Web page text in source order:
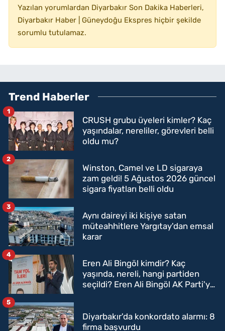
Yazılan yorumlardan Diyarbakır Son Dakika Haberleri,
Diyarbakır Haber | Güneydoğu Ekspres hiçbir şekilde
sorumlu tutulamaz.
Trend Haberler
CRUSH grubu üyeleri kimler? Kaç
yaşındalar, nereliler, görevleri belli
oldu mu?
1
Winston, Camel ve LD sigaraya
zam geldi! 5 Ağustos 2026 güncel
sigara fiyatları belli oldu
2
Aynı daireyi iki kişiye satan
müteahhitlere Yargıtay'dan emsal
karar
3
Eren Ali Bingöl kimdir? Kaç
yaşında, nereli, hangi partiden
seçildi? Eren Ali Bingöl AK Parti'ye
4
Diyarbakır'da konkordato alarmı: 8
firma başvurdu
5